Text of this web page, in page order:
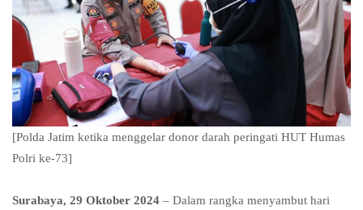
[Polda Jatim ketika menggelar donor darah peringati HUT Humas
Polri ke-73]
Surabaya, 29 Oktober 2024 – Dalam rangka menyambut hari